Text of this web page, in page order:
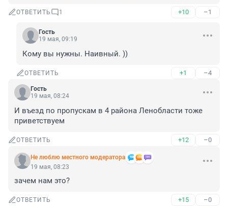
ОТВЕТИТЬ 1 +10 –1
Гость
19 мая, 09:19
Кому вы нужны. Наивный. ))
ОТВЕТИТЬ +1 –4
Гость
19 мая, 08:24
И въезд по пропускам в 4 района Ленобласти тоже
приветствуем
ОТВЕТИТЬ +12 –0
Не люблю местного модератора
19 мая, 08:23
зачем нам это?
ОТВЕТИТЬ +15 –0